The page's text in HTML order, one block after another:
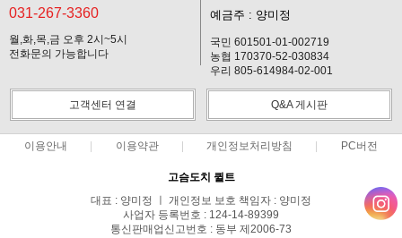
031-267-3360
월,화,목,금 오후 2시~5시
전화문의 가능합니다
예금주 : 양미정
국민 601501-01-002719
농협 170370-52-030834
우리 805-614984-02-001
고객센터 연결 Q&A 게시판
이용안내 이용약관 개인정보처리방침 PC버전
고슴도치 퀼트
대표 : 양미정 ㅣ 개인정보 보호 책임자 : 양미정
사업자 등록번호 : 124-14-89399
통신판매업신고번호 : 동부 제2006-73